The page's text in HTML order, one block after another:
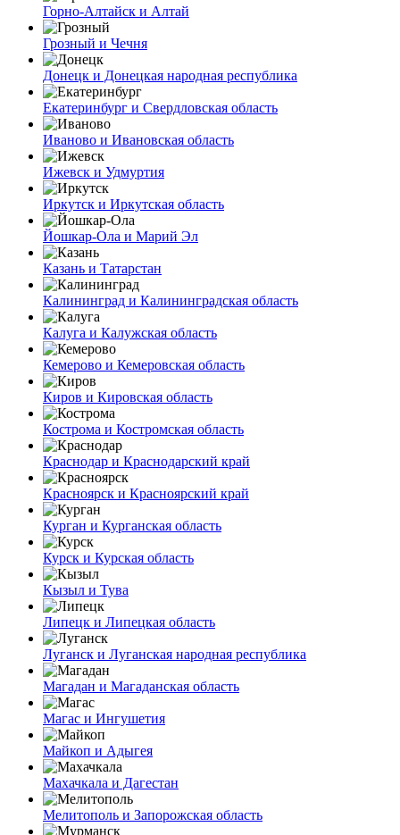
Горно-Алтайск и Алтай
Грозный и Чечня
Донецк и Донецкая народная республика
Екатеринбург и Свердловская область
Иваново и Ивановская область
Ижевск и Удмуртия
Иркутск и Иркутская область
Йошкар-Ола и Марий Эл
Казань и Татарстан
Калининград и Калининградская область
Калуга и Калужская область
Кемерово и Кемеровская область
Киров и Кировская область
Кострома и Костромская область
Краснодар и Краснодарский край
Красноярск и Красноярский край
Курган и Курганская область
Курск и Курская область
Кызыл и Тува
Липецк и Липецкая область
Луганск и Луганская народная республика
Магадан и Магаданская область
Магас и Ингушетия
Майкоп и Адыгея
Махачкала и Дагестан
Мелитополь и Запорожская область